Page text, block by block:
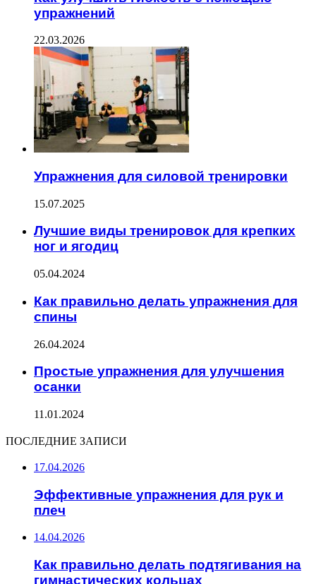
упражнений
22.03.2026
Упражнения для силовой тренировки
15.07.2025
Лучшие виды тренировок для крепких
ног и ягодиц
05.04.2024
Как правильно делать упражнения для
спины
26.04.2024
Простые упражнения для улучшения
осанки
11.01.2024
ПОСЛЕДНИЕ ЗАПИСИ
17.04.2026
Эффективные упражнения для рук и
плеч
14.04.2026
Как правильно делать подтягивания на
гимнастических кольцах